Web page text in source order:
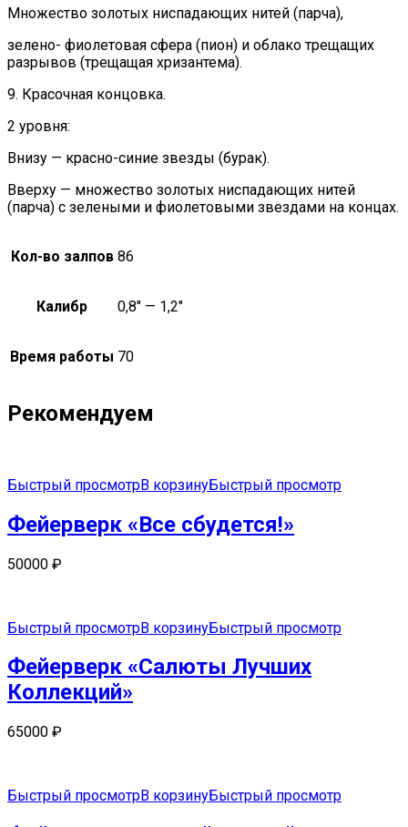
Множество золотых ниспадающих нитей (парча),
зелено- фиолетовая сфера (пион) и облако трещащих
разрывов (трещащая хризантема).
9. Красочная концовка.
2 уровня:
Внизу — красно-синие звезды (бурак).
Вверху — множество золотых ниспадающих нитей
(парча) с зелеными и фиолетовыми звездами на концах.
Кол-во залпов 86
Калибр 0,8" — 1,2"
Время работы 70
Рекомендуем
Быстрый просмотрВ корзинуБыстрый просмотр
Фейерверк «Все сбудется!»
50000 ₽
Быстрый просмотрВ корзинуБыстрый просмотр
Фейерверк «Салюты Лучших
Коллекций»
65000 ₽
Быстрый просмотрВ корзинуБыстрый просмотр